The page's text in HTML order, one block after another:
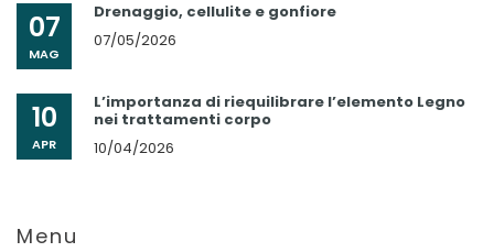
07
MAG
Drenaggio, cellulite e gonfiore
07/05/2026
10
APR
L’importanza di riequilibrare l’elemento Legno
nei trattamenti corpo
10/04/2026
Menu